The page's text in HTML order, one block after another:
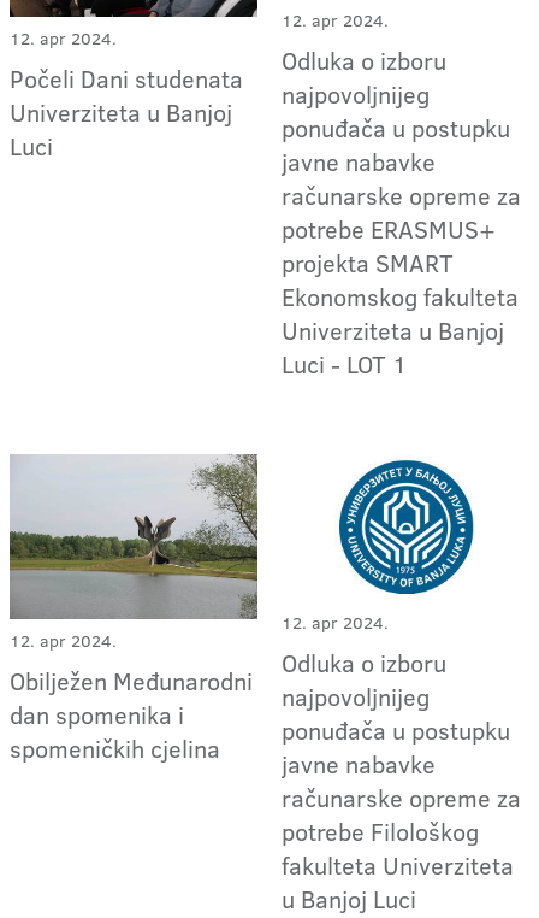
12. apr 2024.
Počeli Dani studenata
Univerziteta u Banjoj
Luci
12. apr 2024.
Odluka o izboru
najpovoljnijeg
ponuđača u postupku
javne nabavke
računarske opreme za
potrebe ERASMUS+
projekta SMART
Ekonomskog fakulteta
Univerziteta u Banjoj
Luci - LOT 1
12. apr 2024.
Obilježen Međunarodni
dan spomenika i
spomeničkih cjelina
12. apr 2024.
Odluka o izboru
najpovoljnijeg
ponuđača u postupku
javne nabavke
računarske opreme za
potrebe Filološkog
fakulteta Univerziteta
u Banjoj Luci